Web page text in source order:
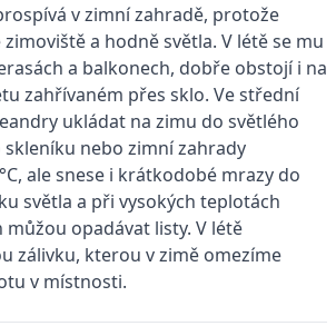
v zimní zahradě, protože
a hodně světla. V létě se mu
a balkonech, dobře obstojí i na
zahřívaném přes sklo. Ve střední
ukládat na zimu do světlého
nebo zimní zahrady
ale snese i krátkodobé mrazy do
světla a při vysokých teplotách
můžou opadávat listy. V létě
zálivku, kterou v zimě omezíme
v místnosti.